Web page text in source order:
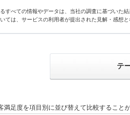
すべての情報やデータは、当社の調査に基づいた結
ては、サービスの利用者が提出された見解・感想
テ
満足度を項目別に並び替えて比較することが